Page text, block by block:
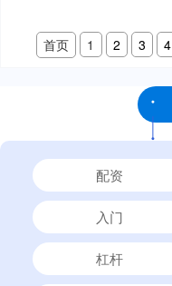
首页 1 2 3 4
配资
入门
杠杆